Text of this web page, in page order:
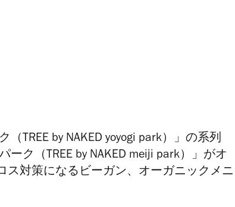
TREE by NAKED yoyogi park）」の系列
ク（TREE by NAKED meiji park）」がオ
ス対策になるビーガン、オーガニックメニ